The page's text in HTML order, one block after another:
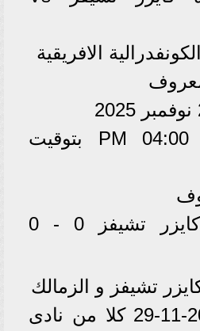
الافريقية
توقيت المباراة 04:00 PM بتوقيت
نتيجة المباراة كايزر تشيفز 0 - 0
تشيفز و الزمالك
يلتقى اليوم 2025-11-29 كلا من نادى